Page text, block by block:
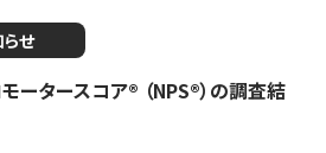
せ
ータースコア®︎ （NPS®︎）の調査結